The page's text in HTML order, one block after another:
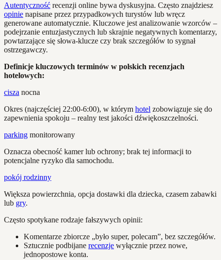
Autentyczność recenzji online bywa dyskusyjna. Często znajdziesz
opinie napisane przez przypadkowych turystów lub wręcz
generowane automatycznie. Kluczowe jest analizowanie wzorców –
podejrzanie entuzjastycznych lub skrajnie negatywnych komentarzy,
powtarzające się słowa-klucze czy brak szczegółów to sygnał
ostrzegawczy.
Definicje kluczowych terminów w polskich recenzjach
hotelowych:
cisza nocna
Okres (najczęściej 22:00-6:00), w którym hotel zobowiązuje się do
zapewnienia spokoju – realny test jakości dźwiękoszczelności.
parking monitorowany
Oznacza obecność kamer lub ochrony; brak tej informacji to
potencjalne ryzyko dla samochodu.
pokój rodzinny
Większa powierzchnia, opcja dostawki dla dziecka, czasem zabawki
lub gry.
Często spotykane rodzaje fałszywych opinii:
Komentarze zbiorcze „było super, polecam”, bez szczegółów.
Sztucznie podbijane recenzje wyłącznie przez nowe,
jednopostowe konta.